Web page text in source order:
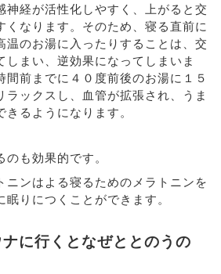
神経が活性化しやすく、上がると交
くなります。そのため、寝る直前に
温のお湯に入ったりすることは、交
しまい、逆効果になってしまいま
間前までに４０度前後のお湯に１５
ラックスし、血管が拡張され、うま
きるようになります。
も効果的です。
ニンはよる寝るためのメラトニンを
りにつくことができます。
に行くとなぜととのうの